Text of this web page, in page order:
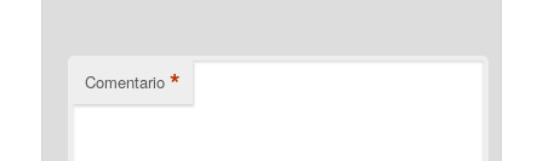
Comentario *